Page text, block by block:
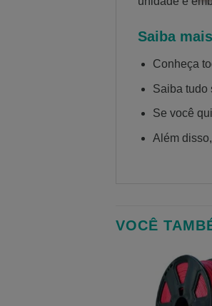
Saiba
Conheça
Saiba tudo
Se você
Além
VOCÊ